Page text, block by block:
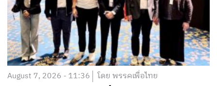
August 7, 2026 - 11:36 โดย พรรคเพื่อไทย